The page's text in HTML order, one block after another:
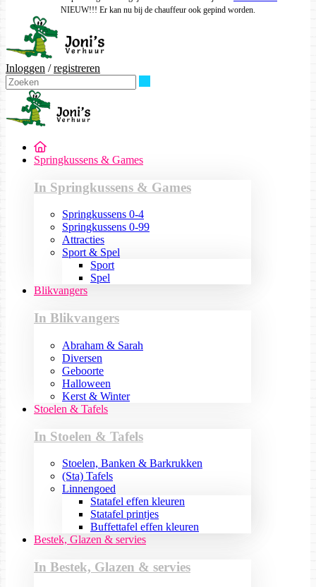
NIEUW!!! Er kan nu bij de chauffeur ook gepind worden.
Inloggen /registreren
Springkussens & Games
In Springkussens & Games
Springkussens 0-4
Springkussens 0-99
Attracties
Sport & Spel
Sport
Spel
Blikvangers
In Blikvangers
Abraham & Sarah
Diversen
Geboorte
Halloween
Kerst & Winter
Stoelen & Tafels
In Stoelen & Tafels
Stoelen, Banken & Barkrukken
(Sta) Tafels
Linnengoed
Statafel effen kleuren
Statafel printjes
Buffettafel effen kleuren
Bestek, Glazen & servies
In Bestek, Glazen & servies